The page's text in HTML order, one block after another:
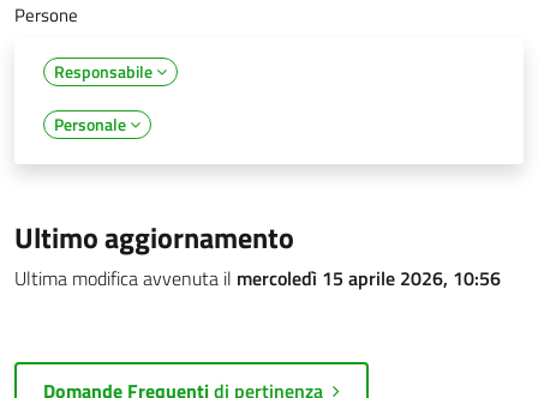
Persone
Responsabile
Personale
Ultimo aggiornamento
Ultima modifica avvenuta il mercoledì 15 aprile 2026, 10:56
Domande Frequentidi pertinenza